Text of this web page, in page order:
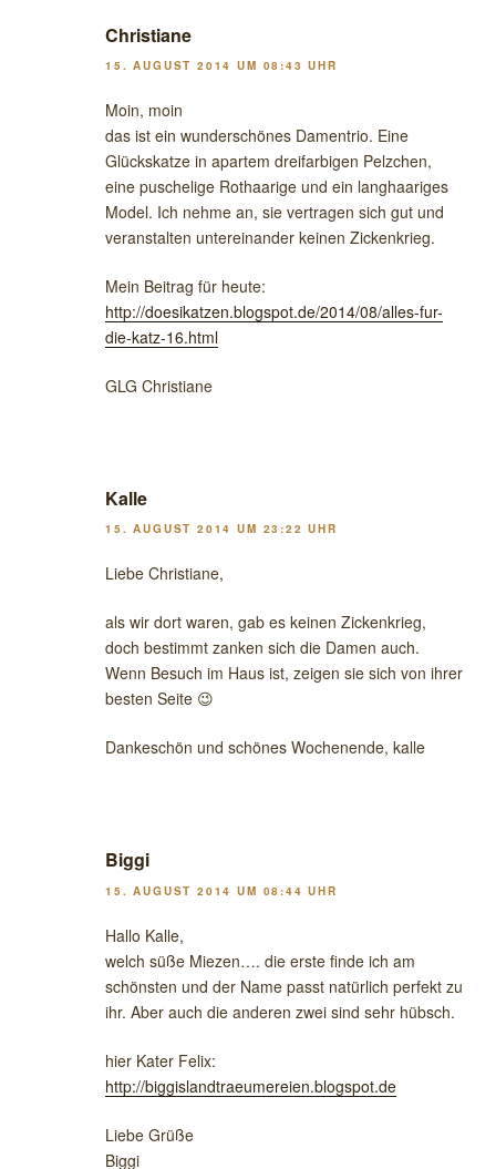
Christiane
15. AUGUST 2014 UM 08:43 UHR
Moin, moin
das ist ein wunderschönes Damentrio. Eine
Glückskatze in apartem dreifarbigen Pelzchen,
eine puschelige Rothaarige und ein langhaariges
Model. Ich nehme an, sie vertragen sich gut und
veranstalten untereinander keinen Zickenkrieg.
Mein Beitrag für heute:
http://doesikatzen.blogspot.de/2014/08/alles-fur-
die-katz-16.html
GLG Christiane
Kalle
15. AUGUST 2014 UM 23:22 UHR
Liebe Christiane,
als wir dort waren, gab es keinen Zickenkrieg,
doch bestimmt zanken sich die Damen auch.
Wenn Besuch im Haus ist, zeigen sie sich von ihrer
besten Seite 😉
Dankeschön und schönes Wochenende, kalle
Biggi
15. AUGUST 2014 UM 08:44 UHR
Hallo Kalle,
welch süße Miezen…. die erste finde ich am
schönsten und der Name passt natürlich perfekt zu
ihr. Aber auch die anderen zwei sind sehr hübsch.
hier Kater Felix:
http://biggislandtraeumereien.blogspot.de
Liebe Grüße
Biggi